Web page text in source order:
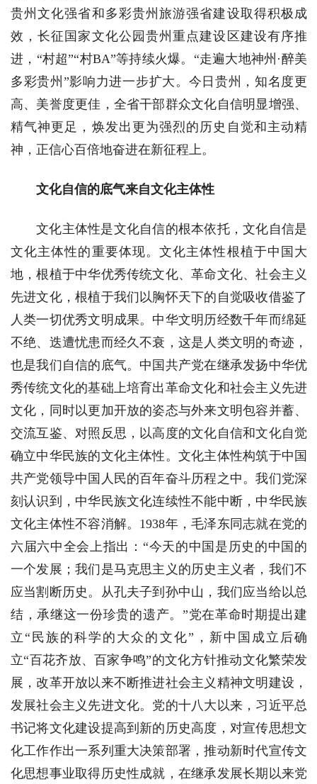
贵州文化强省和多彩贵州旅游强省建设取得积极成
效，长征国家文化公园贵州重点建设区建设有序推
进，“村超”“村BA”等持续火爆。“走遍大地神州·醉美
多彩贵州”影响力进一步扩大。今日贵州，知名度更
高、美誉度更佳，全省干部群众文化自信明显增强、
精气神更足，焕发出更为强烈的历史自觉和主动精
神，正信心百倍地奋进在新征程上。
文化自信的底气来自文化主体性
文化主体性是文化自信的根本依托，文化自信是
文化主体性的重要体现。文化主体性根植于中国大
地，根植于中华优秀传统文化、革命文化、社会主义
先进文化，根植于我们以胸怀天下的自觉吸收借鉴了
人类一切优秀文明成果。中华文明历经数千年而绵延
不绝、迭遭忧患而经久不衰，这是人类文明的奇迹，
也是我们自信的底气。中国共产党在继承发扬中华优
秀传统文化的基础上培育出革命文化和社会主义先进
文化，同时以更加开放的姿态与外来文明包容并蓄、
交流互鉴、对照反思，以高度的文化自信和文化自觉
确立中华民族的文化主体性。文化主体性构筑于中国
共产党领导中国人民的百年奋斗历程之中。我们党深
刻认识到，中华民族文化连续性不能中断，中华民族
文化主体性不容消解。1938年，毛泽东同志就在党的
六届六中全会上指出：“今天的中国是历史的中国的
一个发展；我们是马克思主义的历史主义者，我们不
应当割断历史。从孔夫子到孙中山，我们应当给以总
结，承继这一份珍贵的遗产。”党在革命时期提出建
立“民族的科学的大众的文化”，新中国成立后确
立“百花齐放、百家争鸣”的文化方针推动文化繁荣发
展，改革开放以来不断推进社会主义精神文明建设，
发展社会主义先进文化。党的十八大以来，习近平总
书记将文化建设提高到新的历史高度，对宣传思想文
化工作作出一系列重大决策部署，推动新时代宣传文
化思想事业取得历史性成就，在继承发展长期以来党